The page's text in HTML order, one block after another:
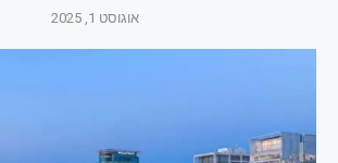
אוגוסט 1, 2025